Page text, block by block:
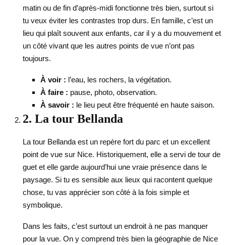
matin ou de fin d’après-midi fonctionne très bien, surtout si
tu veux éviter les contrastes trop durs. En famille, c’est un
lieu qui plaît souvent aux enfants, car il y a du mouvement et
un côté vivant que les autres points de vue n’ont pas
toujours.
À voir : l’eau, les rochers, la végétation.
À faire : pause, photo, observation.
À savoir : le lieu peut être fréquenté en haute saison.
2. La tour Bellanda
La tour Bellanda est un repère fort du parc et un excellent
point de vue sur Nice. Historiquement, elle a servi de tour de
guet et elle garde aujourd’hui une vraie présence dans le
paysage. Si tu es sensible aux lieux qui racontent quelque
chose, tu vas apprécier son côté à la fois simple et
symbolique.
Dans les faits, c’est surtout un endroit à ne pas manquer
pour la vue. On y comprend très bien la géographie de Nice